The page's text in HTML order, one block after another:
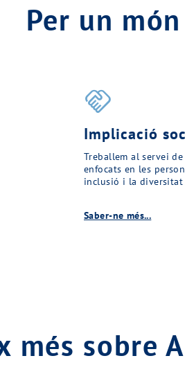
Per un
handshake
Implicació
Treballem al servei
enfocats en les
inclusió i la diversitat
Saber-ne més...
més sobre